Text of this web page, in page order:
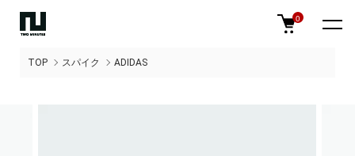
0
TOP スパイク ADIDAS